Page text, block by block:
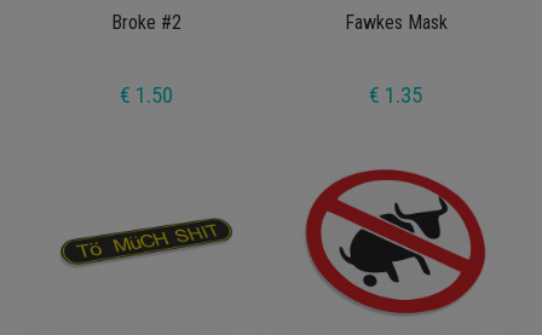
Broke #2
€ 1.50
Fawkes Mask
€ 1.35